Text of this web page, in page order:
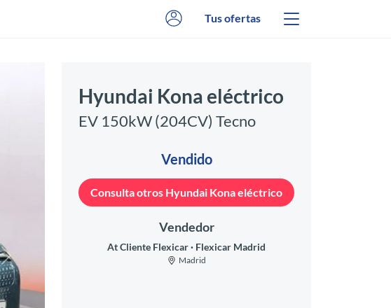
Tus ofertas
Siguiente
Hyundai Kona eléctrico
EV 150kW (204CV) Tecno
Vendido
Consulta otros Hyundai Kona eléctrico
Vendedor
At Cliente Flexicar Flexicar Madrid
Madrid